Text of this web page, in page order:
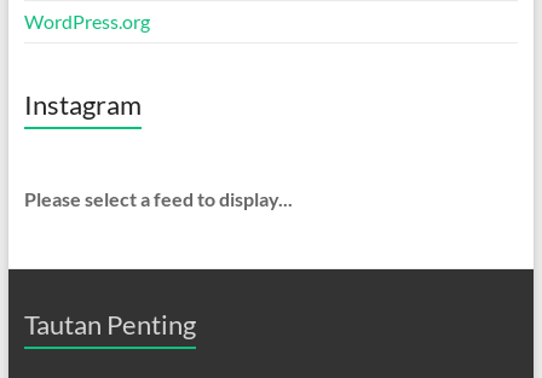
WordPress.org
Instagram
Please select a feed to display...
Tautan Penting